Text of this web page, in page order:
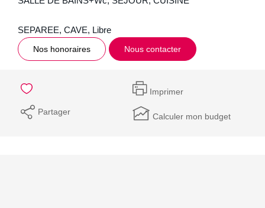
SEPAREE, CAVE, Libre
Nos honoraires Nous contacter
Imprimer
Partager Calculer mon budget